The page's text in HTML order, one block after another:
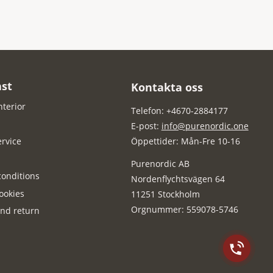
return
Kontakta oss
Telefon: +4670-2884177
E-post: info@purenordic.one
Öppettider: Mån-Fre 10-16
Purenordic AB
Nordenflychtsvägen 64
11251 Stockholm
Orgnummer: 559078-5746